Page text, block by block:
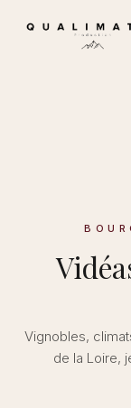
Vignobles,
de la Loire,